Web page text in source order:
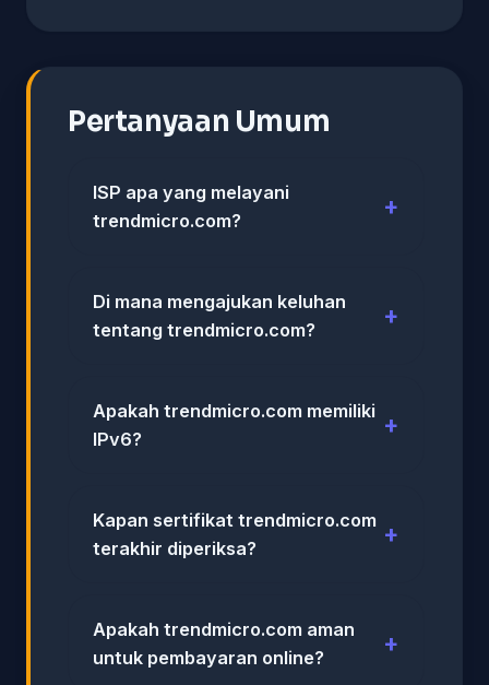
Pertanyaan Umum
ISP apa yang melayani
trendmicro.com?
Di mana mengajukan keluhan
tentang trendmicro.com?
Apakah trendmicro.com memiliki
IPv6?
Kapan sertifikat trendmicro.com
terakhir diperiksa?
Apakah trendmicro.com aman
untuk pembayaran online?